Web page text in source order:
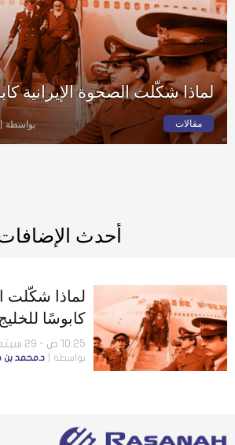
لماذا شكّلت الصحوة الإيرانية
مقالات بواسطة
أحدث
لماذا شكّلت
كابوسًا
10:25 ص - 29 سبتمبر 2019
بواسطة د.محمد بن